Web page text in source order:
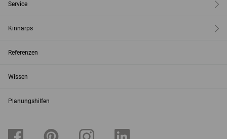
Service
Kinnarps
Referenzen
Wissen
Planungshilfen